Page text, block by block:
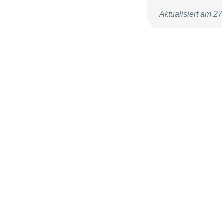
Aktualisiert am